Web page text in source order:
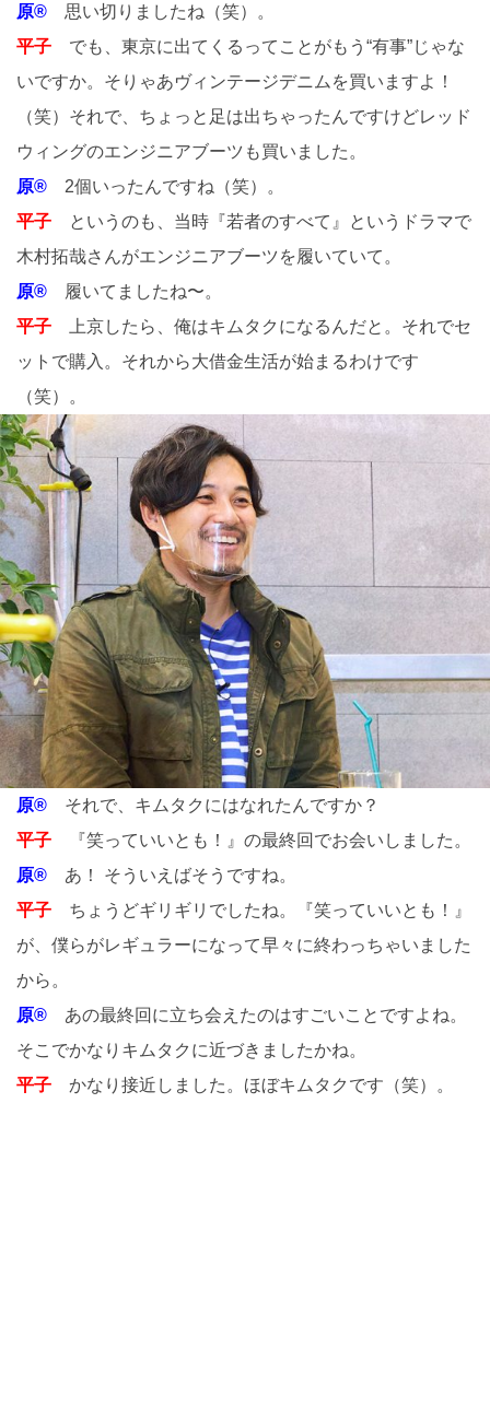
原® 思い切りましたね（笑）。
平子 でも、東京に出てくるってことがもう“有事”じゃな
いですか。そりゃあヴィンテージデニムを買いますよ！
（笑）それで、ちょっと足は出ちゃったんですけどレッド
ウィングのエンジニアブーツも買いました。
原® 2個いったんですね（笑）。
平子 というのも、当時『若者のすべて』というドラマで
木村拓哉さんがエンジニアブーツを履いていて。
原® 履いてましたね〜。
平子 上京したら、俺はキムタクになるんだと。それでセ
ットで購入。それから大借金生活が始まるわけです
（笑）。
原® それで、キムタクにはなれたんですか？
平子 『笑っていいとも！』の最終回でお会いしました。
原® あ！ そういえばそうですね。
平子 ちょうどギリギリでしたね。『笑っていいとも！』
が、僕らがレギュラーになって早々に終わっちゃいました
から。
原® あの最終回に立ち会えたのはすごいことですよね。
そこでかなりキムタクに近づきましたかね。
平子 かなり接近しました。ほぼキムタクです（笑）。